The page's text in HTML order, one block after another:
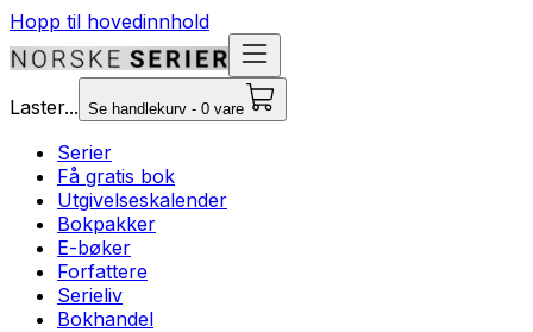
Hopp til hovedinnhold
Laster... Se handlekurv - 0 vare
Serier
Få gratis bok
Utgivelseskalender
Bokpakker
E-bøker
Forfattere
Serieliv
Bokhandel